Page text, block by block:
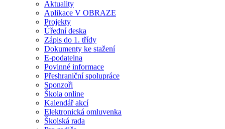
Aktuality
Aplikace V OBRAZE
Projekty
Úřední deska
Zápis do 1. třídy
Dokumenty ke stažení
E-podatelna
Povinné informace
Přeshraniční spolupráce
Sponzoři
Škola online
Kalendář akcí
Elektronická omluvenka
Školská rada